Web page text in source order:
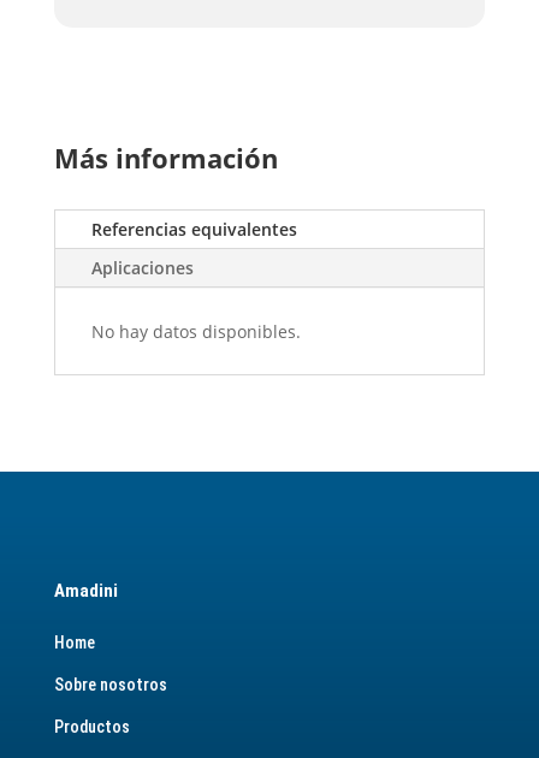
Más información
Referencias equivalentes
Aplicaciones
No hay datos disponibles.
Amadini
Home
Sobre nosotros
Productos